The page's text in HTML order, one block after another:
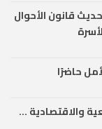
قانون الأحوال
حاضرًا
والاقتصادية …